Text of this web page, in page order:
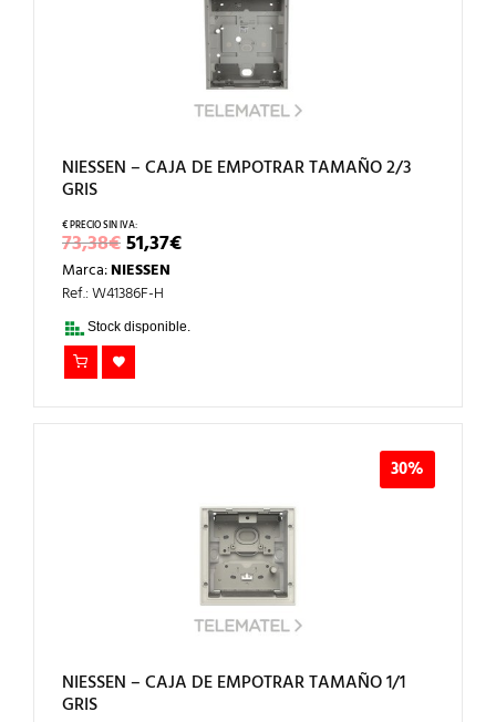
NIESSEN – CAJA DE EMPOTRAR TAMAÑO 2/3
GRIS
73,38€EL
PRECIO
ORIGINAL
ERA:
73,38€.
51,37€EL
PRECIO
Marca:NIESSEN
Ref.: W41386F-H
Stock disponible.
30%
NIESSEN – CAJA DE EMPOTRAR TAMAÑO 1/1
GRIS